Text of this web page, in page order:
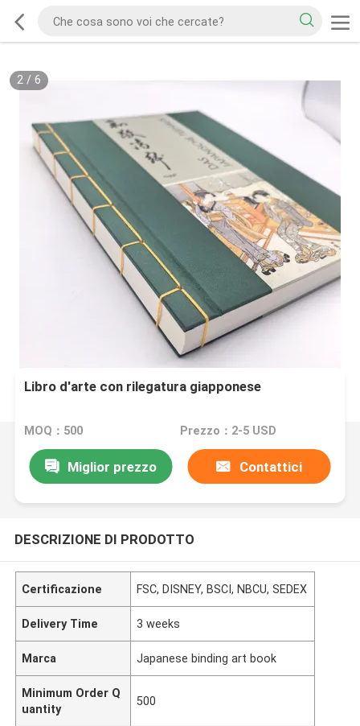
2/ 6
Libro d'arte con rilegatura giapponese
MOQ：500 Prezzo：2-5 USD
Miglior prezzo Contattici
DESCRIZIONE DI PRODOTTO
Certificazione FSC, DISNEY, BSCI, NBCU, SEDEX
Delivery Time 3 weeks
Marca Japanese binding art book
Minimum Order Q
uantity
500